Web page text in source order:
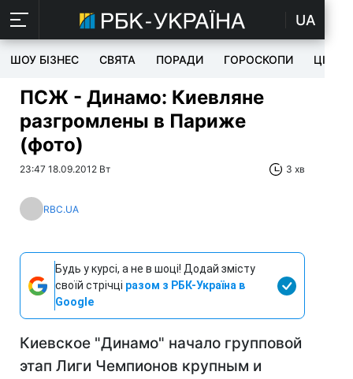
UA
ШОУ БІЗНЕС СВЯТА ПОРАДИ ГОРОСКОПИ ЦІКАВЕ
ПСЖ - Динамо: Киевляне
разгромлены в Париже
(фото)
23:47 18.09.2012 Вт 3 хв
RBC.UA
Будь у курсі, а не в шоці! Додай змісту
своїй стрічці разом з РБК-Україна в
Google
Киевское "Динамо" начало групповой
этап Лиги Чемпионов крупным и